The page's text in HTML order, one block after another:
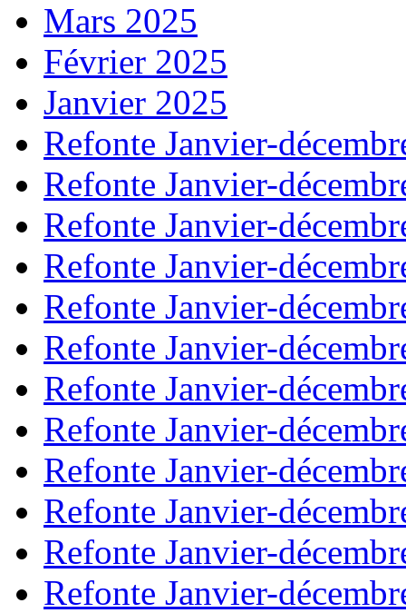
Mars 2025
Février 2025
Janvier 2025
Refonte Janvier-
Refonte Janvier-
Refonte Janvier-
Refonte Janvier-
Refonte Janvier-
Refonte Janvier-
Refonte Janvier-
Refonte Janvier-
Refonte Janvier-
Refonte Janvier-
Refonte Janvier-
Refonte Janvier-